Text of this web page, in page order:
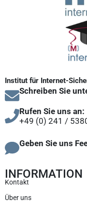
Institut für Internet-
Schreiben Sie
Rufen Sie uns an:
+49 (0) 241 /
Geben Sie uns
INFORMATION
Kontakt
Über uns